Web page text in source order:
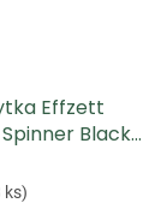
Effzett
Black
ks)